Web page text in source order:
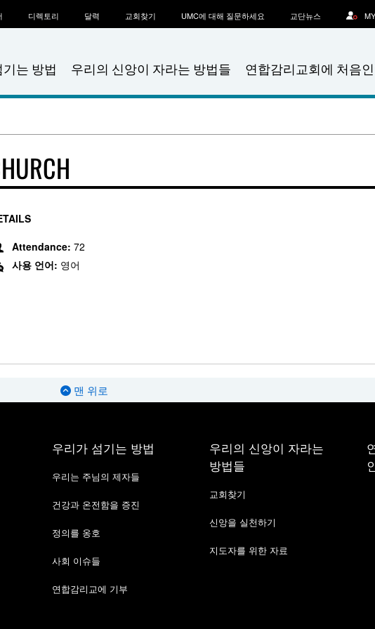
는 방법 우리의 신앙이 자라는 방법들 연합감리교회에 처음
디렉토리 달력 교회찾기 UMC에 대해 질문하세요 교단뉴스
Attendance: 72
사용 언어: 영어
맨 위로
우리가 섬기는 방법
우리는 주님의 제자들
건강과 온전함을 증진
정의를 옹호
사회 이슈들
연합감리교에 기부
우리의 신앙이 자라는
방법들
교회찾기
신앙을 실천하기
지도자를 위한 자료